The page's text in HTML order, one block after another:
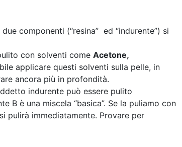
componenti (“resina” ed “indurente”) si
con solventi come Acetone,
applicare questi solventi sulla pelle, in
ancora più in profondità.
indurente può essere pulito
B è una miscela “basica”. Se la puliamo con
pulirà immediatamente. Provare per